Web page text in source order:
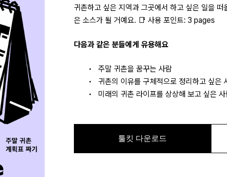
귀촌하고 싶은 지역과 그곳에서 하고 싶은 일을
은 소스가 될 거예요. 📑 사용 포인트: 3 pages
다음과 같은 분들에게 유용해요
주말 귀촌을 꿈꾸는 사람
귀촌의 이유를 구체적으로 정리하고 싶은
미래의 귀촌 라이프를 상상해 보고 싶은 사
로그인